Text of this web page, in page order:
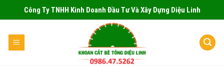
to
Công Ty TNHH Kinh Doanh Đầu Tư Và Xây Dựng Diệu Linh